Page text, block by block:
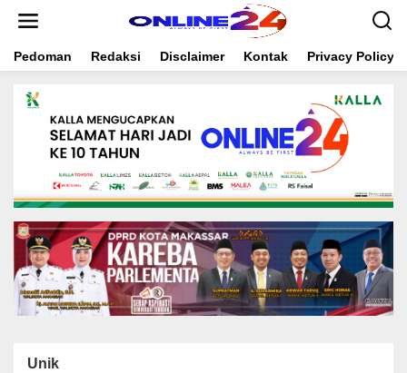
t
Pedoman Redaksi Disclaimer Kontak Privacy Policy
Unik